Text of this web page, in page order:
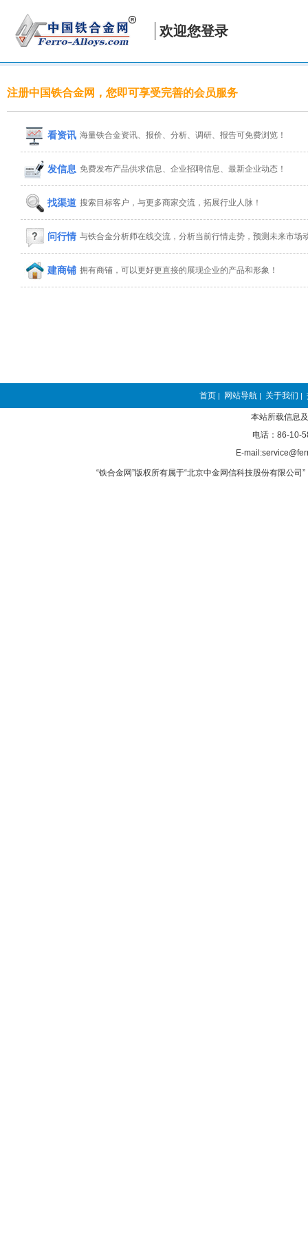
欢迎您登录
注册中国铁合金网，您即可享受完善的会员服务
看资讯 海量铁合金资讯、报价、分析、调研、报告可免费浏览！
发信息 免费发布产品供求信息、企业招聘信息、最新企业动态！
找渠道 搜索目标客户，与更多商家交流，拓展行业人脉！
问行情 与铁合金分析师在线交流，分析当前行情走势，预测未来市场
建商铺 拥有商铺，可以更好更直接的展现企业的产品和形象！
首页 | 网站导航 | 关于我们 |
本站所载信息
电话：86-10-
E-
“铁合金网”版权所有属于“北京中金网信科技股份有限公司